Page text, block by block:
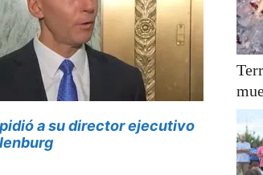
a su director ejecutivo